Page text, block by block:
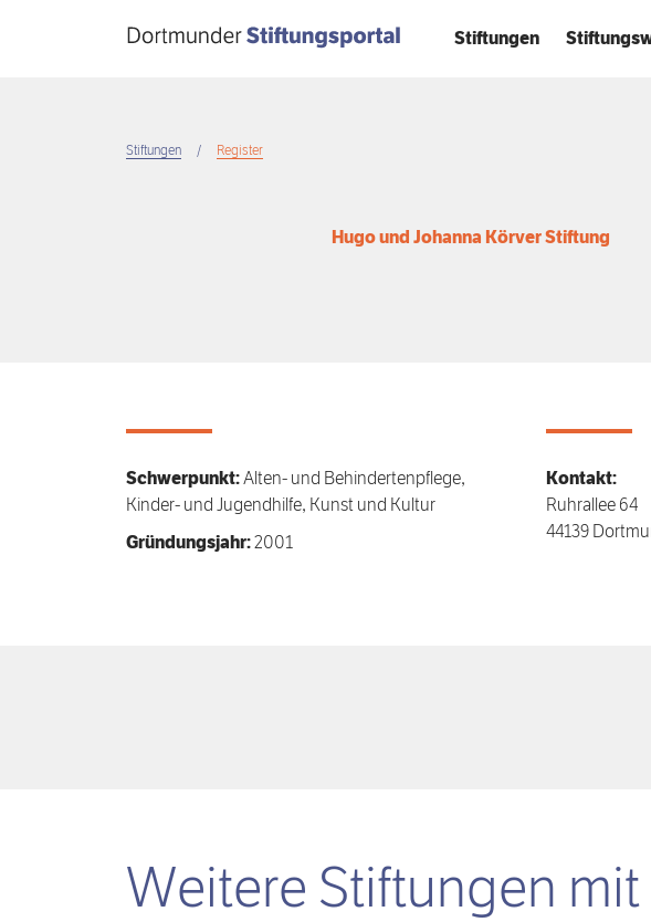
Stiftungen
Stiftungen Register
Hugo und Johanna Körver Stiftung
Schwerpunkt:Alten- und Behindertenpflege,
Kinder- und Jugendhilfe, Kunst und Kultur
Gründungsjahr:2001
Kontakt:
Ruhrallee 64
44139
Weitere Stiftungen mit